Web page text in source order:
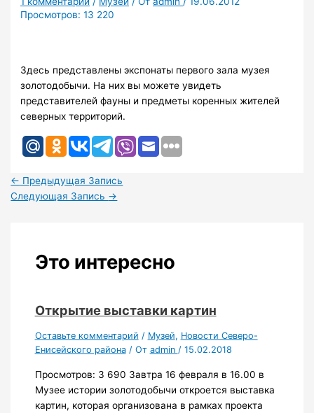
Просмотров: 13 220
Здесь представлены экспонаты первого зала музея
золотодобычи. На них вы можете увидеть
представителей фауны и предметы коренных жителей
северных территорий.
← Предыдущая Запись
Следующая Запись →
Это интересно
Открытие выставки картин
Оставьте комментарий / Музей, Новости Северо-
Енисейского района/ От admin / 15.02.2018
Просмотров: 3 690 Завтра 16 февраля в 16.00 в
Музее истории золотодобычи откроется выставка
картин, которая организована в рамках проекта